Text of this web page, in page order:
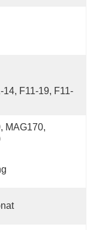
14, F11-19, F11-
MAG170,